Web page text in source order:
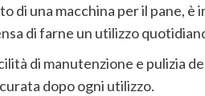
di una macchina per il pane,
di farne un utilizzo
di manutenzione e pulizia
dopo ogni utilizzo.